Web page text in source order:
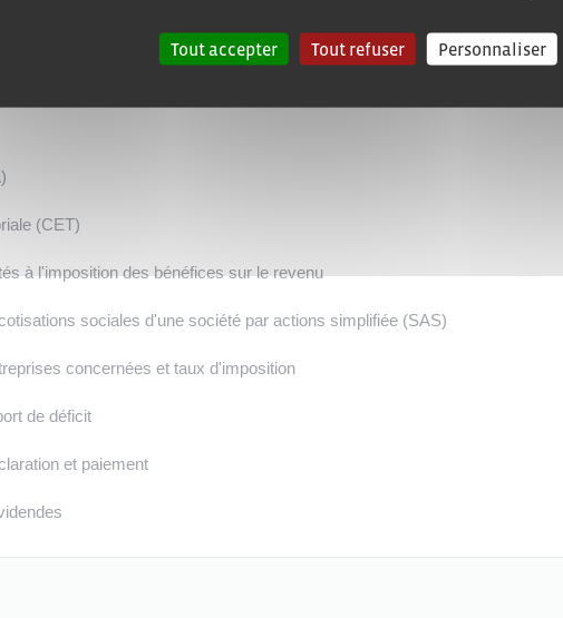
(CET)
à l'imposition des bénéfices sur le revenu
sociales d'une société par actions simplifiée (SAS)
concernées et taux d'imposition
de déficit
et paiement
Tout accepter Tout refuser Personnaliser